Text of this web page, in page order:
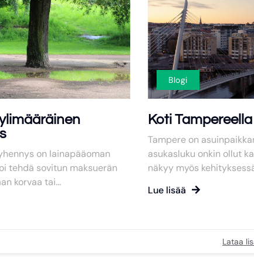
on lainapääoman
tehdä sovitun maksuerän
korvaa tai...
Blogi
Koti Tampereella
Tampere on
asukasluku onkin ollut
näkyy myös
Lue lisää
Lataa